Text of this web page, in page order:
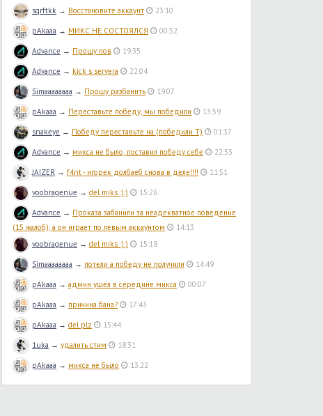
sqrftkk → Восстановите аккаунт 23:10
pAkaaa → МИКС НЕ СОСТОЯЛСЯ 00:52
Advance → Прошу пов 19:35
Advance → kick s servera 22:04
Simaaaaaaaa → Прошу разбанить 19:07
pAkaaa → Переставьте победу, мы победили 13:59
snakeye → Победу переставьте на (победили T) 01:37
Advance → микса не было, поставил победу себе 22:53
JAIZER → f4nt - игорек долбаеб снова в деле!!!! 11:51
voobragenue → del miks :):) 15:26
Advance → Проказа забанили за неадекватное поведение
(15 жалоб), а он играет по левым аккаунтом
14:13
voobragenue → del miks :):) 15:18
Simaaaaaaaa → потели а победу не получили 14:49
pAkaaa → админ ушел в середине микса 00:07
pAkaaa → причина бана? 17:43
pAkaaa → del plz 15:44
1uka → удалить стим 18:31
pAkaaa → микса не было 13:22